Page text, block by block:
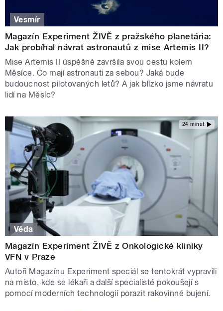
Vesmír
Magazín Experiment ŽIVĚ z pražského planetária:
Jak probíhal návrat astronautů z mise Artemis II?
Mise Artemis II úspěšně završila svou cestu kolem
Měsíce. Co mají astronauti za sebou? Jaká bude
budoucnost pilotovaných letů? A jak blízko jsme návratu
lidí na Měsíc?
24 minut
Věda
Magazín Experiment ŽIVĚ z Onkologické kliniky
VFN v Praze
Autoři Magazínu Experiment speciál se tentokrát vypravili
na místo, kde se lékaři a další specialisté pokoušejí s
pomocí moderních technologií porazit rakovinné bujení.